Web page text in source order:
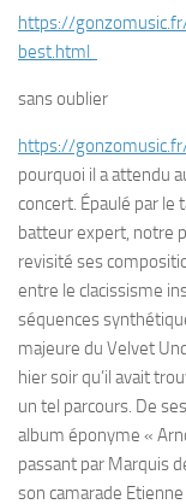
https://
best.html
sans oublier
https://
pourquoi il a attendu
concert. Épaulé par le
batteur expert, notre
revisité ses
entre le clacissisme
séquences
majeure du Velvet
hier soir qu’il avait
un tel parcours. De
album éponyme «
passant par Marquis
son camarade